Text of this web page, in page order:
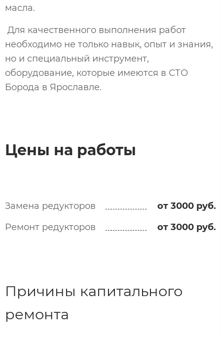
масла.
Для качественного выполнения работ
необходимо не только навык, опыт и знания,
но и специальный инструмент,
оборудование, которые имеются в СТО
Борода в Ярославле.
Цены на работы
Замена редукторов
от 3000 руб.
Ремонт редукторов
от 3000 руб.
Причины капитального
ремонта